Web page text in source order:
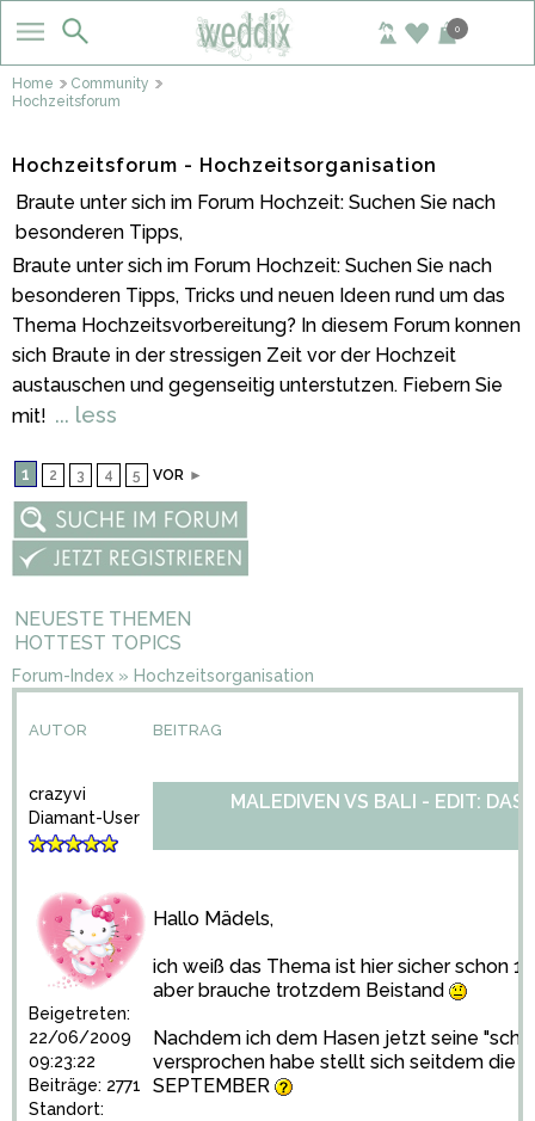
0
Home
Community
Hochzeitsforum
Hochzeitsforum - Hochzeitsorganisation
Braute unter sich im Forum Hochzeit: Suchen Sie nach
besonderen Tipps,
Braute unter sich im Forum Hochzeit: Suchen Sie nach
besonderen Tipps, Tricks und neuen Ideen rund um das
Thema Hochzeitsvorbereitung? In diesem Forum konnen
sich Braute in der stressigen Zeit vor der Hochzeit
austauschen und gegenseitig unterstutzen. Fiebern Sie
mit! ... less
1 2 3 4 5 VOR ►
NEUESTE THEMEN
HOTTEST TOPICS
Forum-Index » Hochzeitsorganisation
AUTOR BEITRAG
crazyvi
Diamant-User
Beigetreten:
22/06/2009
09:23:22
Beiträge: 2771
Standort:
MALEDIVEN VS BALI - EDIT: DAS
Hallo Mädels,
ich weiß das Thema ist hier sicher schon
aber brauche trotzdem Beistand
Nachdem ich dem Hasen jetzt seine
versprochen habe stellt sich seitdem die
SEPTEMBER